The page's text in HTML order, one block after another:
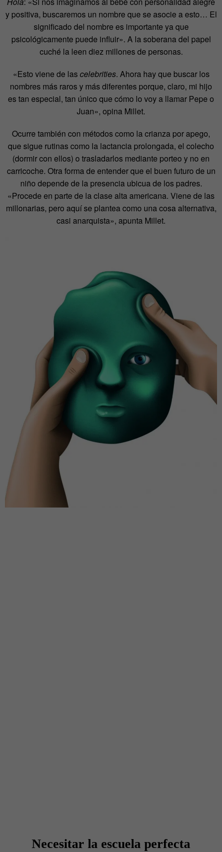
y positiva, buscaremos un nombre que se asocie a esto… El
significado del nombre es importante ya que
psicológicamente puede influir». A la soberana del papel
cuché la leen diez millones de personas.
«Esto viene de lascelebrities. Ahora hay que buscar los
nombres más raros y más diferentes porque, claro, mi hijo
es tan especial, tan único que cómo lo voy a llamar Pepe o
Juan», opina Millet.
Ocurre también con métodos como la crianza por apego,
que sigue rutinas como la lactancia prolongada, el colecho
(dormir con ellos) o trasladarlos mediante porteo y no en
carricoche. Otra forma de entender que el buen futuro de un
niño depende de la presencia ubicua de los padres.
«Procede en parte de la clase alta americana. Viene de las
millonarias, pero aquí se plantea como una cosa alternativa,
casi anarquista», apunta Millet.
Necesitar la escuela perfecta